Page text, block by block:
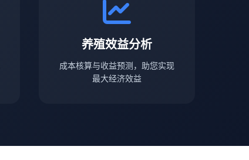
养殖效益分析
成本核算与收益预测，助您实现
最大经济效益